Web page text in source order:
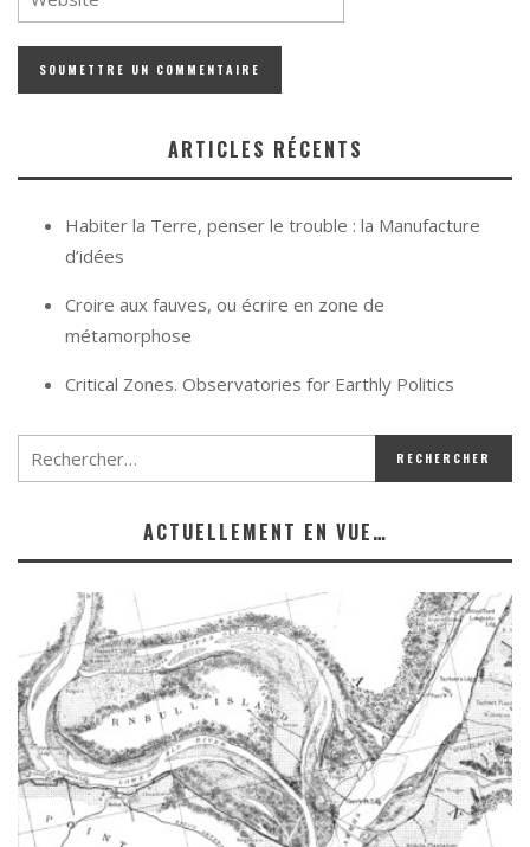
ARTICLES RÉCENTS
Habiter la Terre, penser le trouble : la Manufacture
d’idées
Croire aux fauves, ou écrire en zone de
métamorphose
Critical Zones. Observatories for Earthly Politics
ACTUELLEMENT EN VUE…